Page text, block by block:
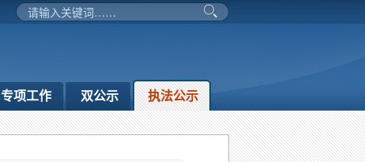
专项工作 双公示 执法公示